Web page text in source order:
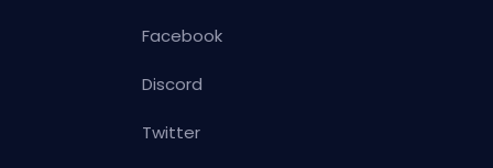
Facebook
Discord
Twitter